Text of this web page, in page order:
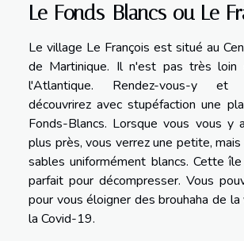
Le Fonds-Blancs ou Le
Le village Le François est situé au
de Martinique. Il n'est pas très
l'Atlantique. Rendez-vous-y et
découvrirez avec stupéfaction une
Fonds-Blancs. Lorsque vous vous y
plus près, vous verrez une petite,
sables uniformément blancs. Cette
parfait pour décompresser. Vous
pour vous éloigner des brouhaha de
la Covid-19.